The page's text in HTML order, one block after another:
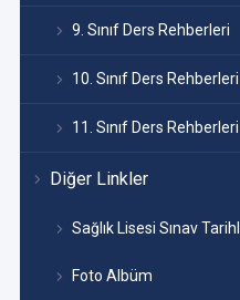
9. Sınıf Ders Rehberleri
10. Sınıf Ders Rehberleri
11. Sınıf Ders Rehberleri
Diğer Linkler
Sağlık Lisesi Sınav
Foto Albüm